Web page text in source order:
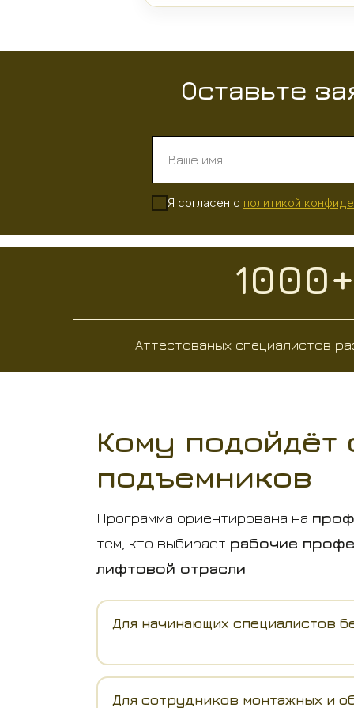
Оставьте
Я согласен с политикой
1000+
Аттестованых специалистов
Кому подойдёт
подъемников
Программа ориентирована на
тем, кто выбирает рабочие
лифтовой отрасли
Для начинающих специалистов
Для сотрудников монтажных и